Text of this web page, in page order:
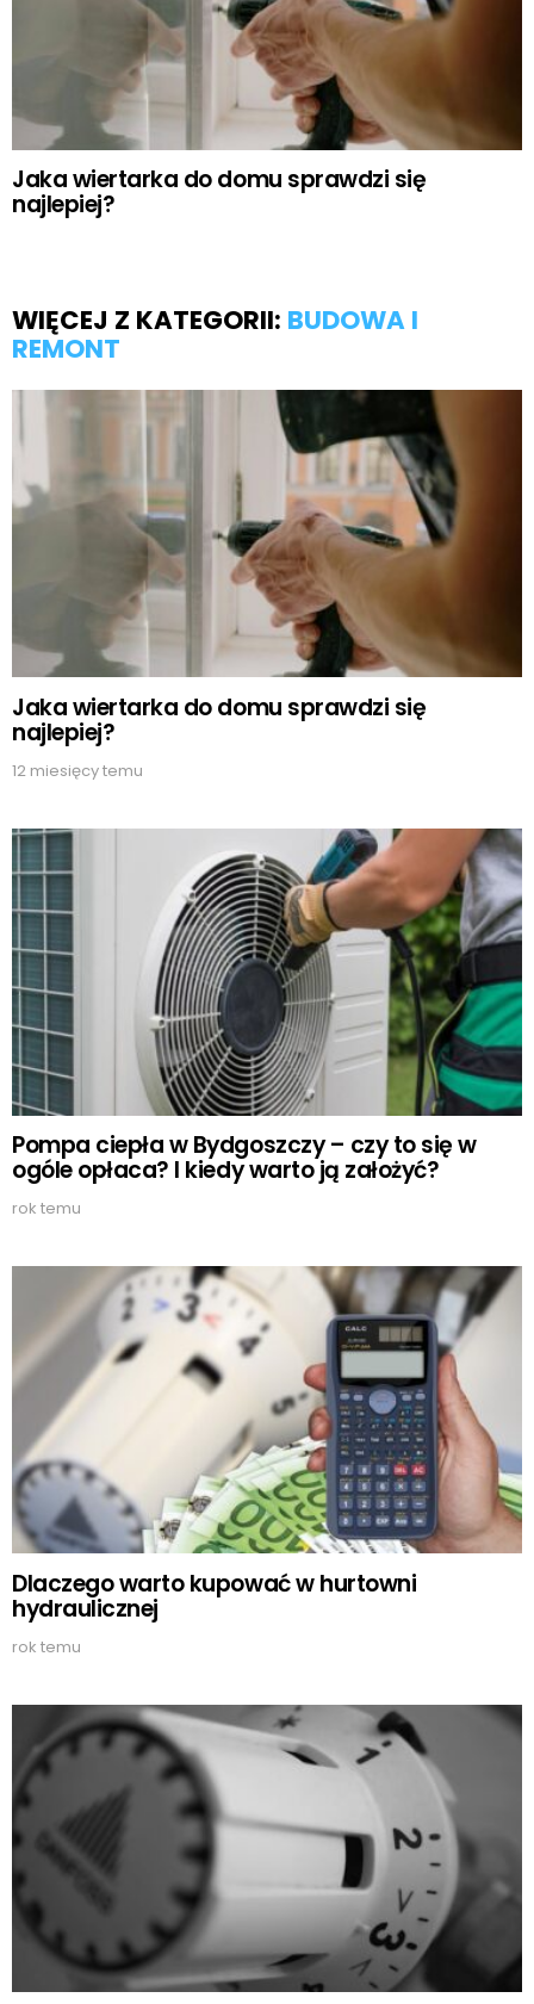
Jaka wiertarka do domu sprawdzi się
najlepiej?
WIĘCEJ Z KATEGORII: BUDOWA I
REMONT
Jaka wiertarka do domu sprawdzi się
najlepiej?
12 miesięcy temu
Pompa ciepła w Bydgoszczy – czy to się w
ogóle opłaca? I kiedy warto ją założyć?
rok temu
Dlaczego warto kupować w hurtowni
hydraulicznej
rok temu